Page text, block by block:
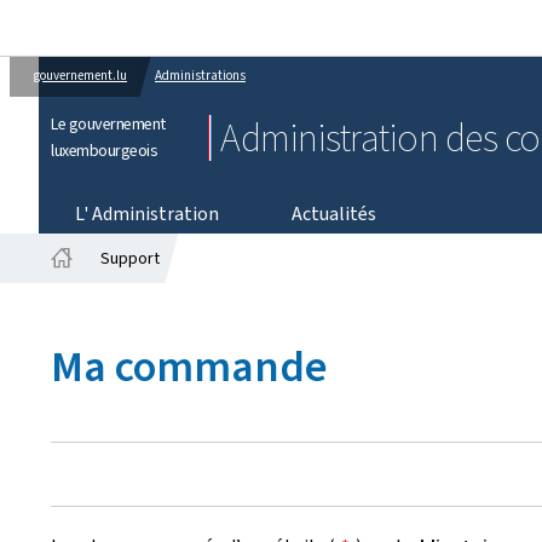
gouvernement.lu Administrations
Le gouvernement
luxembourgeois
Administration des
L' Administration
Actualités
Support
Ma commande